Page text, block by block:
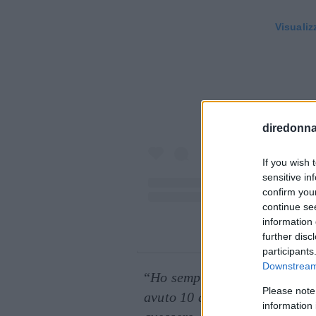
If you wish
sensitive
confirm
continue
information
further
Please
information
Un post
“Ho sempre avuto terrore di
avuto 10 anni, una era